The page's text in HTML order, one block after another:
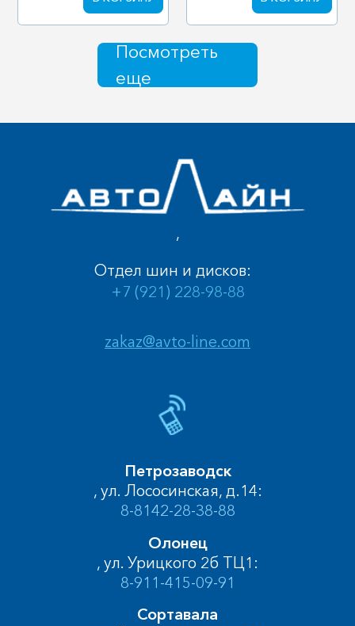
Посмотреть
еще
,
zakaz@avto-line.com
Отдел шин и дисков:
+7 (921) 228-98-88
Петрозаводск
, ул. Лососинская, д.14:
8-8142-28-38-88
Олонец
, ул. Урицкого 2б ТЦ1:
8-911-415-09-91
Сортавала